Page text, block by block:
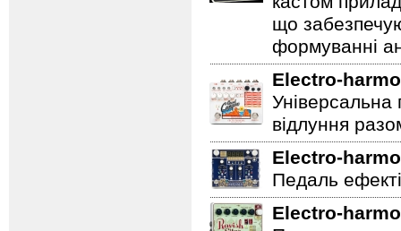
що
формуванні
Electro-
Універсальна
відлуння
Electro-
Педаль
Electro-